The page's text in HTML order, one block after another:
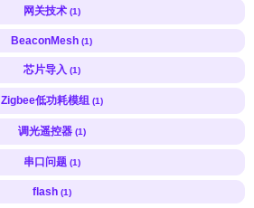
网关技术 (1)
BeaconMesh (1)
芯片导入 (1)
Zigbee低功耗模组 (1)
调光遥控器 (1)
串口问题 (1)
flash (1)